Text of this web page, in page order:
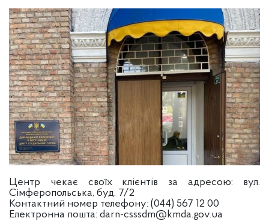
Центр чекає своїх клієнтів за адресою: вул.
Сімферопольська, буд. 7/2
Контактний номер телефону: (044) 567 12 00
Електронна пошта: darn-csssdm@kmda.gov.ua